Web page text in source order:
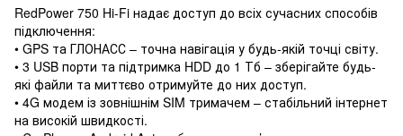
RedPower 750 Hi-Fi надає доступ до всіх сучасних способів
підключення:
• GPS та ГЛОНАСС – точна навігація у будь-якій точці світу.
• 3 USB порти та підтримка HDD до 1 Тб – зберігайте будь-
які файли та миттєво отримуйте до них доступ.
• 4G модем із зовнішнім SIM тримачем – стабільний інтернет
на високій швидкості.